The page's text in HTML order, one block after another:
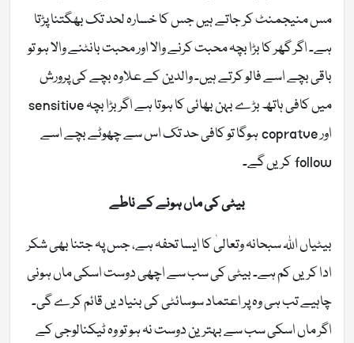
مس منیجمنٹ کر جاتے ہیں جس کا خسارہ لحد تک بھگتنا پڑتا
ہے۔ اگر گھر کا بڑا بچہ محبت کرنے والا اور محبت بانٹنے والا ہو تو
باقی بچے اسے فالو کرتے ہیں۔ والدین کے علاوہ بچے کی پرورش
میں کافی ہاتھ بڑے بہن بھائی کا ہوتا ہے اگر بڑا بچہ sensitive
اور copratve ہوگا تو کافی حد تک اس سے چھوٹے بچے اسے
follow کریں گے۔
بیٹی کی ماں ہونے کے ناطے
بیٹیاں اللہ سبحانہ وتعالیٰ کا ایسا تحفہ ہے، جس پہ جتنا بھی شکر
ادا کریں کم ہے۔ بیٹی کی سب سے اچھی دوست اسکی ماں ہونی
چاہیے تب ہی وہ پر اعتماد سوسائٹی کی بنیاد یں قائم کرے گی۔
اگر ماں اسکی سب سے بہترین دوست نہ ہو تو وہ ٹیکنالوجی کے